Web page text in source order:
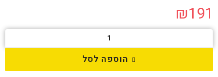
₪191
הוספה לסל